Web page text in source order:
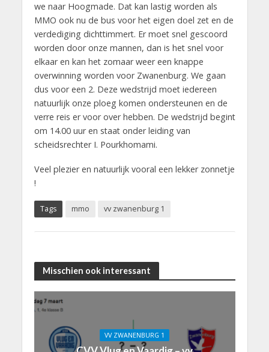
we naar Hoogmade. Dat kan lastig worden als
MMO ook nu de bus voor het eigen doel zet en de
verdediging dichttimmert. Er moet snel gescoord
worden door onze mannen, dan is het snel voor
elkaar en kan het zomaar weer een knappe
overwinning worden voor Zwanenburg. We gaan
dus voor een 2. Deze wedstrijd moet iedereen
natuurlijk onze ploeg komen ondersteunen en de
verre reis er voor over hebben. De wedstrijd begint
om 14.00 uur en staat onder leiding van
scheidsrechter I. Pourkhomami.
Veel plezier en natuurlijk vooral een lekker zonnetje
!
Tags mmo vv zwanenburg 1
Misschien ook interessant
VV ZWANENBURG 1